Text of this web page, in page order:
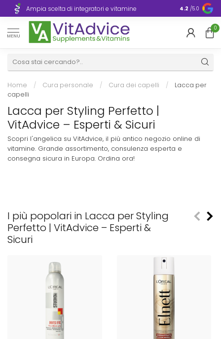
Ampia scelta di integratori e vitamine Consegna
Europa
4.2 /5.0
MENU
0
Home / Cura personale / Cura dei capelli /
Lacca per
capelli
Lacca per Styling Perfetto |
VitAdvice – Esperti & Sicuri
Scopri l'angelica su VitAdvice, il più antico negozio online di
vitamine. Grande assortimento, consulenza esperta e
consegna sicura in Europa. Ordina ora!
I più popolari in Lacca per Styling
Perfetto | VitAdvice – Esperti &
Sicuri